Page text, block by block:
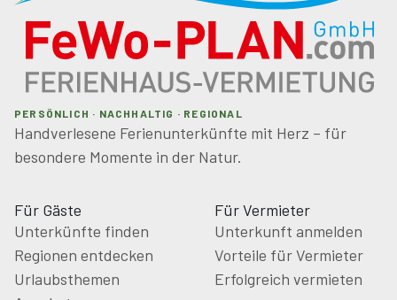
PERSÖNLICH · NACHHALTIG · REGIONAL
Handverlesene Ferienunterkünfte mit Herz – für
besondere Momente in der Natur.
Für Gäste
Unterkünfte finden
Regionen entdecken
Urlaubsthemen
Für Vermieter
Unterkunft anmelden
Vorteile für Vermieter
Erfolgreich vermieten